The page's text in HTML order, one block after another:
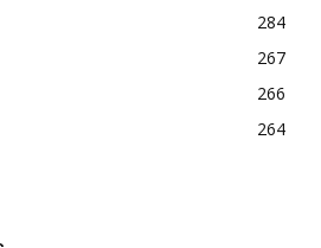
284
267
266
264